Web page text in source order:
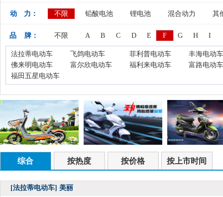
动 力： 不限 铅酸电池 锂电池 混合动力 其
品 牌： 不限 A B C D E F G H I
法拉蒂电动车 飞鸽电动车 菲利普电动车
丰海电动车
佛来明电动车
富尔欣电动车 福利来电动车
富路电动车
福田五星电动车
综合 按热度 按价格 按上市时间
[法拉蒂电动车] 美丽